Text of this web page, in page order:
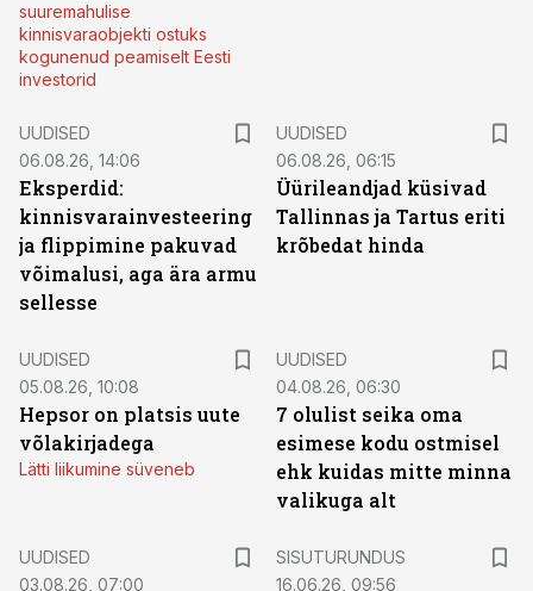
suuremahulise
kinnisvaraobjekti ostuks
kogunenud peamiselt Eesti
investorid
UUDISED
06.08.26, 14:06
Eksperdid:
kinnisvarainvesteering
ja flippimine pakuvad
võimalusi, aga ära armu
sellesse
UUDISED
06.08.26, 06:15
Üürileandjad küsivad
Tallinnas ja Tartus eriti
krõbedat hinda
UUDISED
05.08.26, 10:08
Hepsor on platsis uute
võlakirjadega
Lätti liikumine süveneb
UUDISED
04.08.26, 06:30
7 olulist seika oma
esimese kodu ostmisel
ehk kuidas mitte minna
valikuga alt
UUDISED
03.08.26, 07:00
SISUTURUNDUS
16.06.26, 09:56